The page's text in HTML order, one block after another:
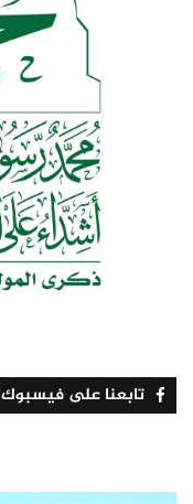
تابعنا على فيسبوك